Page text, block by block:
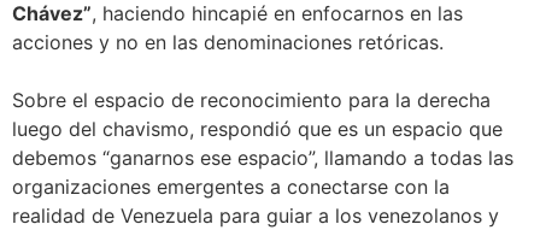
Chávez”, haciendo hincapié en enfocarnos en las
acciones y no en las denominaciones retóricas.
Sobre el espacio de reconocimiento para la derecha
luego del chavismo, respondió que es un espacio que
debemos “ganarnos ese espacio”, llamando a todas las
organizaciones emergentes a conectarse con la
realidad de Venezuela para guiar a los venezolanos y